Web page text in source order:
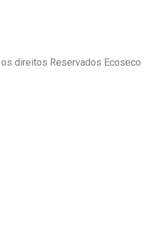
direitos Reservados Ecoseco